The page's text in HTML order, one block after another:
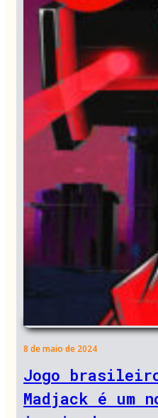
8 de maio de 2024
Jogo
Madjack é um